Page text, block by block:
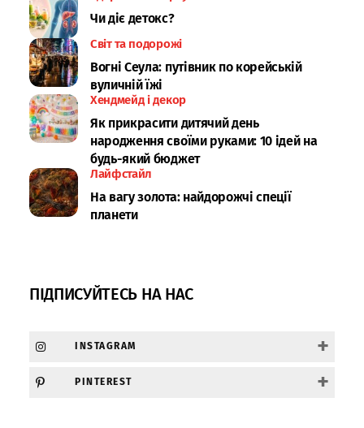
Чи діє детокс?
Світ та подорожі
Вогні Сеула: путівник по корейській
вуличній їжі
Хендмейд і декор
Як прикрасити дитячий день
народження своїми руками: 10 ідей на
будь-який бюджет
Лайфстайл
На вагу золота: найдорожчі спеції
планети
ПІДПИСУЙТЕСЬ НА НАС
INSTAGRAM +
PINTEREST +